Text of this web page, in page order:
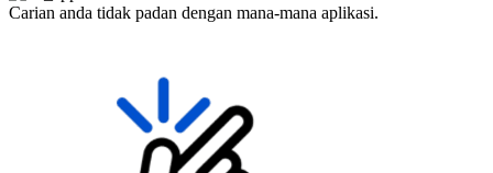
Carian anda tidak padan dengan mana-mana aplikasi.